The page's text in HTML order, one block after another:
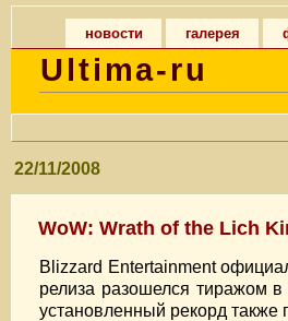
новости галерея
Ultima-ru
22/11/2008
WoW: Wrath of the Lich
Blizzard Entertainment
релиза разошелся тиражом
установленный рекорд